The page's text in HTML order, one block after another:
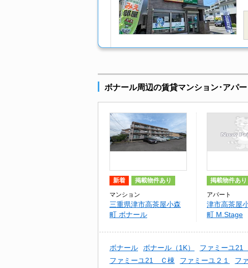
ボナール周辺の賃貸マンション･アパ
新着 掲載物件あり
マンション
三重県津市高茶屋小森
町 ボナール
掲載物件あり
アパート
津市高茶屋
町 M.Stage
ボナール ボナール（1K） ファミーユ
ファミーユ21 Ｃ棟
ファミーユ２１ フ